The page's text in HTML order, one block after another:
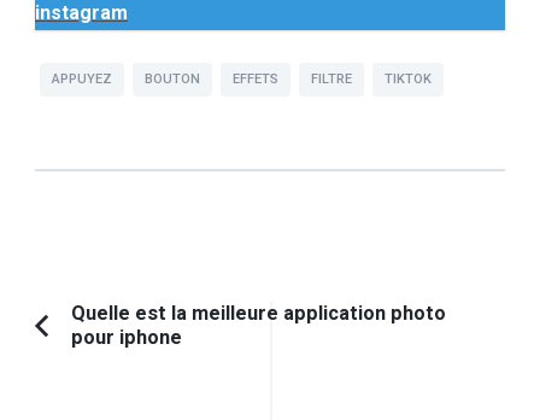
instagram
APPUYEZ BOUTON EFFETS FILTRE TIKTOK
Navigation
d'article
Article
Quelle est la meilleure application photo
pour iphone